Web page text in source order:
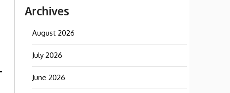
Archives
August 2026
July 2026
June 2026